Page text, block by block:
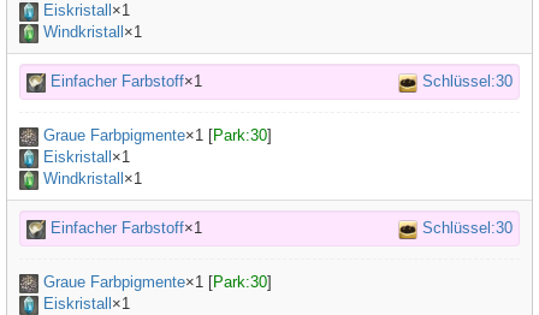
Eiskristall ×1
Windkristall ×1
Einfacher Farbstoff×1 Schlüssel:30
Graue Farbpigmente×1 [Park:30]
Eiskristall ×1
Windkristall ×1
Einfacher Farbstoff×1 Schlüssel:30
Graue Farbpigmente×1 [Park:30]
Eiskristall ×1